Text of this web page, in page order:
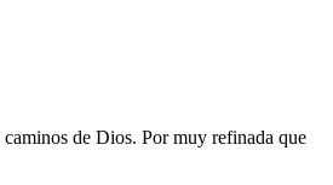
de Dios. Por muy refinada que